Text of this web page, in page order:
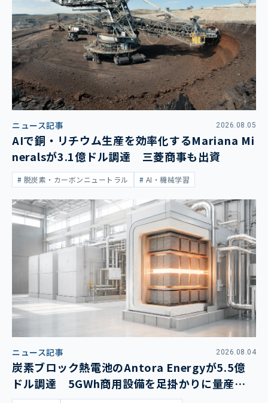
ニュース記事 2026.08.05
AIで銅・リチウム生産を効率化するMariana Mi
neralsが3.1億ドル調達 三菱商事も出資
脱炭素・カーボンニュートラル AI・機械学習
ニュース記事 2026.08.04
炭素ブロック熱電池のAntora Energyが5.5億
ドル調達 5GWh商用設備を足掛かりに量産拡
大